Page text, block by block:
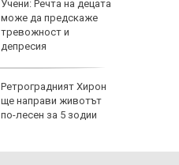
Учени: Речта на децата
може да предскаже
тревожност и
депресия
Ретроградният Хирон
ще направи животът
по-лесен за 5 зодии